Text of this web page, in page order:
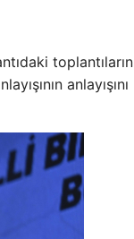
toplantıların
anlayışını